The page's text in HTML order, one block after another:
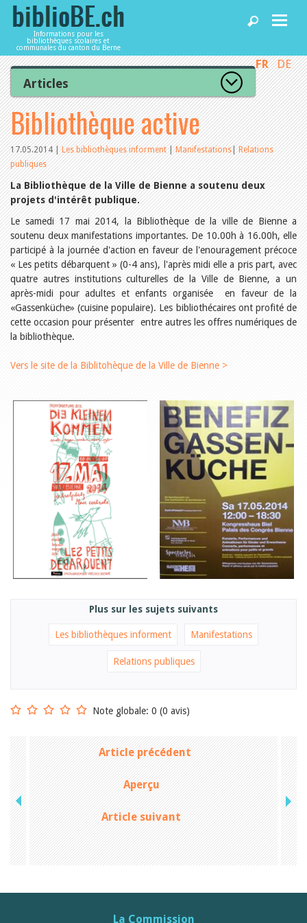
Informations pour les
bibliothèques scolaires et
communales du canton du Berne
Accueil
Articles
Bibliothèques
Agenda
Services
Utiliser biblioBE.ch
FR DE
Articles
Tous les articles
Articles recommandés
Les mieux notés
Catégories
L’Office de la culture informe
La Commission informe
Les bibliothèques informent
Organisation
Locaux et infrastructure
Collections
Utilisation
Finances
Personnel
Gestion de la qualité
Droit et politique
Relations publiques
Encouragement à la lecture
Du monde entier
A lire
Manifestations
Formation et perfectionnement
Animations
Jeune public
Ecole et bibliothèque
Bibliosuisse
Subventions cantonales
Subventions extraordinaires
Littérature de jeunesse
Membres de la commission
Encouragement des
bibliothèques
Bibliomedia
Tous les tags
Blaise Humbert-Droz
Brigitte Burri
Tous les auteurs
Archives
Juillet 2026
Juin 2026
Mars 2026
Décembre 2025
Novembre 2025
Septembre 2025
Bibliothèque active
17.05.2014|Les bibliothèques informent|Manifestations|Relations
publiques
La Bibliothèque de la Ville de Bienne a soutenu deux
projets d'intérêt publique.
Le samedi 17 mai 2014, la Bibliothèque de la ville de Bienne a
soutenu deux manifestations importantes. De 10.00h à 16.00h, elle
participé à la journée d'action en faveur de l'enouragement précoce
« Les petits débarquent » (0-4 ans), l'après midi elle a pris part, avec
quatre autres institutions culturelles de la Ville de Bienne, a un
après-midi pour adultes et enfants organisée en faveur de la
«Gassenküche» (cuisine populaire). Les bibliothécaires ont profité de
cette occasion pour présenter entre autres les offres numériques de
la bibliothèque.
Vers le site de la Biblitohèque de la Ville de Bienne >
Plus sur les sujets suivants
Les bibliothèques informent Manifestations
Relations publiques
Note globale: 0 (0 avis)
Article précédent
Aperçu
Article suivant
La Commission